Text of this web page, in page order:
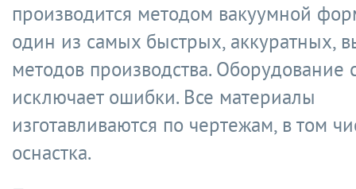
производится методом вакуумной
один из самых быстрых, аккуратных,
методов производства. Оборудование
исключает ошибки. Все материалы
изготавливаются по чертежам, в том
оснастка.